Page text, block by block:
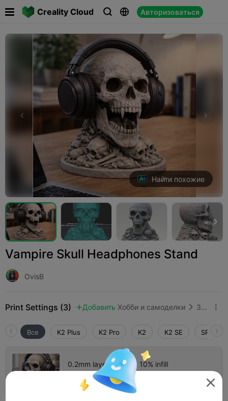
Creality Cloud   Авторизоваться
 
Найти похожие

Vampire Skull Headphones Stand
OvisB
Print Settings (3)  Добавить Хобби и самоделки  Звуковое и аудиооборудование 
Все K2 Plus K2 Pro K2 K2 SE SPARKX
0.2mm layer, 4 walls, 10% infill
Автор  13h 06m
